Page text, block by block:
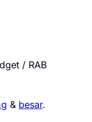
/ RAB
& besar.